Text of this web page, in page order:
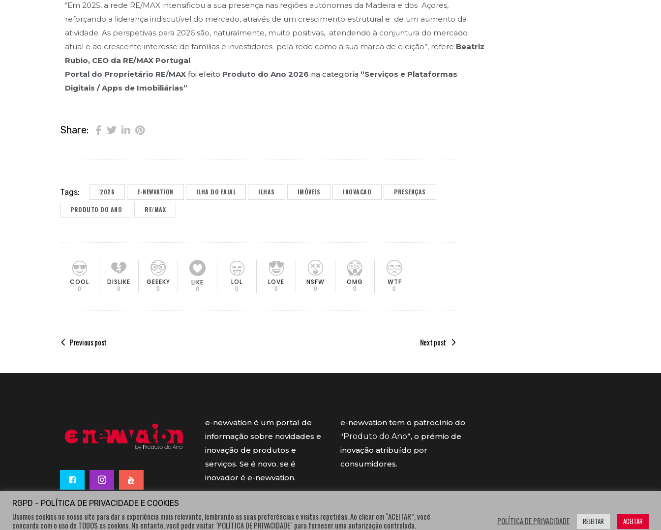
“Em 2025, a rede RE/MAX intensificou a sua presença nas regiões autónomas da Madeira e dos Açores,
reforçando a liderança indiscutível do mercado, através de um crescimento estrutural e de um aumento da
atividade. As perspetivas para 2026 são, naturalmente, muito positivas, atendendo à conjuntura do mercado
atual e ao crescente interesse de famílias e investidores pela rede como a sua marca de eleição”, refere Beatriz
Rubio, CEO da RE/MAX Portugal.
Portal do Proprietário RE/MAX foi eleito Produto do Ano 2026 na categoria “Serviços e Plataformas
Digitais / Apps de Imobiliárias”
Share:
Tags: 2026 E-NEWVATION ILHA DO FAIAL ILHAS IMÓVEIS INOVACAO PRESENÇAS
PRODUTO DO ANO RE/MAX
COOL
0
DISLIKE
0
GEEEKY
0
LIKE
0
LOL
0
LOVE
0
NSFW
0
OMG
0
WTF
0
Previous post Next post
e-newvation é um portal de
informação sobre novidades e
inovação de produtos e
serviços. Se é novo, se é
inovador é e-newvation.
e-newvation tem o patrocínio do
“Produto do Ano”, o prémio de
inovação atribuído por
consumidores.
RGPD - POLÍTICA DE PRIVACIDADE E COOKIES
Usamos cookies no nosso site para dar a experiência mais relevante, lembrando as suas preferências e visitas repetidas. Ao clicar em “ACEITAR”, você
concorda com o uso de TODOS os cookies. No entanto, você pode visitar "POLÍTICA DE PRIVACIDADE" para fornecer uma autorização controlada.
POLÍTICA DE PRIVACIDADE REJEITAR ACEITAR